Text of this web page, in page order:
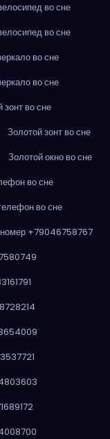
во сне
во сне
во сне
во сне
зонт во сне
Золотой зонт во сне
Золотой окно во сне
во сне
во сне
номер +79046758767